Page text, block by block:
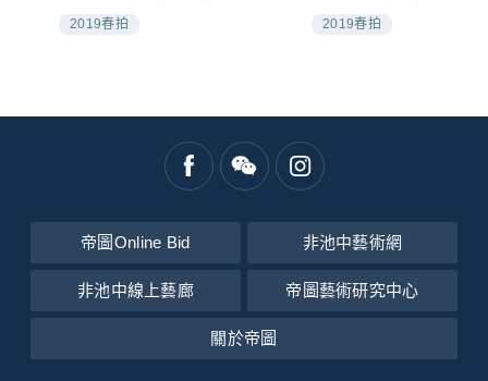
2019春拍 2019春拍
帝圖Online Bid 非池中藝術網
非池中線上藝廊 帝圖藝術研究中心
關於帝圖